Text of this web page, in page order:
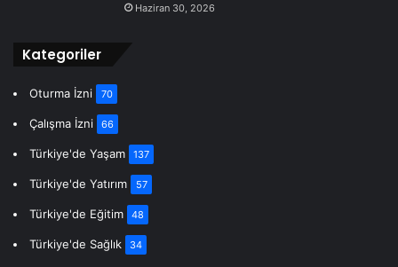
Haziran 30, 2026
Kategoriler
Oturma İzni 70
Çalışma İzni 66
Türkiye'de Yaşam 137
Türkiye'de Yatırım 57
Türkiye'de Eğitim 48
Türkiye'de Sağlık 34